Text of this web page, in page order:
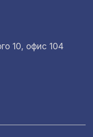
10, офис 104